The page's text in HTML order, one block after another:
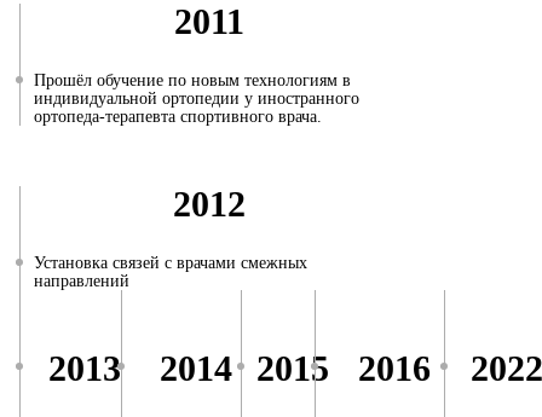
2011
Прошёл обучение по новым технологиям в
индивидуальной ортопедии у иностранного
ортопеда-терапевта спортивного врача.
2012
Установка связей с врачами смежных
направлений
2013 2014 2015 2016 2022